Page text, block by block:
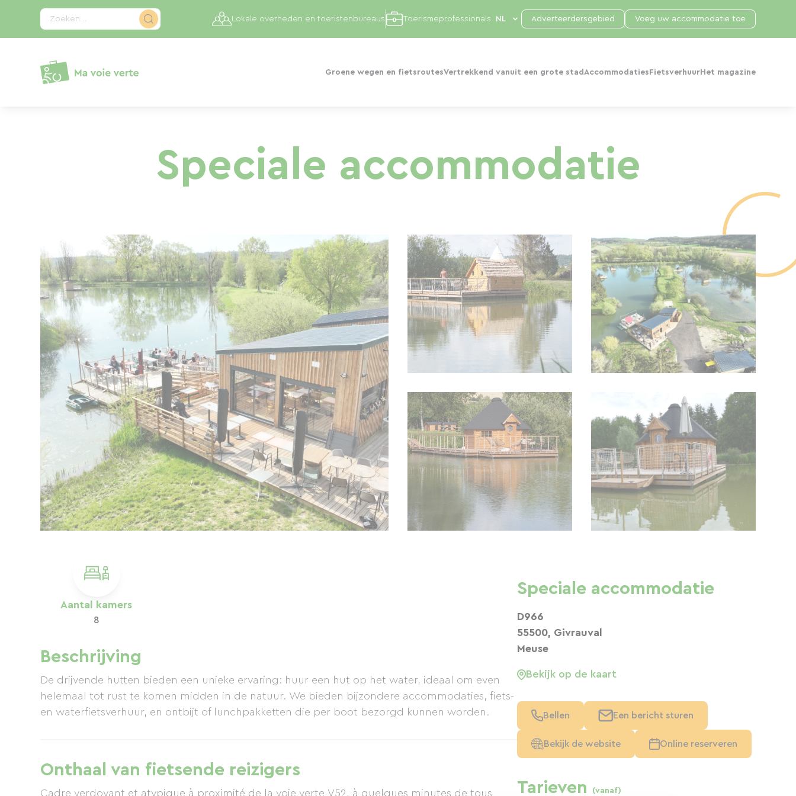
Zoeken...
Groene wegen en fietsroutesVertrekkend vanuit een grote stad Accommodaties Fietsverhuur Het magazine
Lokale overheden en toeristenbureaus Toerismeprofessionals Adverteerdersgebied Voeg uw accommodatie toe
Speciale accommodatie
Aantal kamers
8
Beschrijving
De drijvende hutten bieden een unieke ervaring: huur een hut op het water, ideaal om even
helemaal tot rust te komen midden in de natuur. We bieden bijzondere accommodaties, fiets-
en waterfietsverhuur, en ontbijt of lunchpakketten die per boot bezorgd kunnen worden.
Onthaal van fietsende reizigers
Cadre verdoyant et atypique à proximité de la voie verte V52, à quelques minutes de tous
Speciale accommodatie
D966
55500, Givrauval
Meuse
Bekijk op de kaart
Bellen Een bericht sturen
Bekijk de website Online reserveren
Tarieven (vanaf)
Cookies beheer paneel